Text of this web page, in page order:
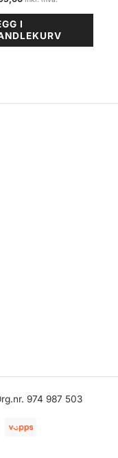
I
974 987 503